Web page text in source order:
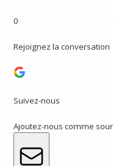
0
Rejoignez la conversation
Suivez-nous
Ajoutez-nous comme